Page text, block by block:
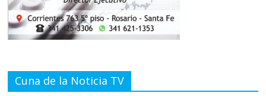
Cuna de la Noticia TV